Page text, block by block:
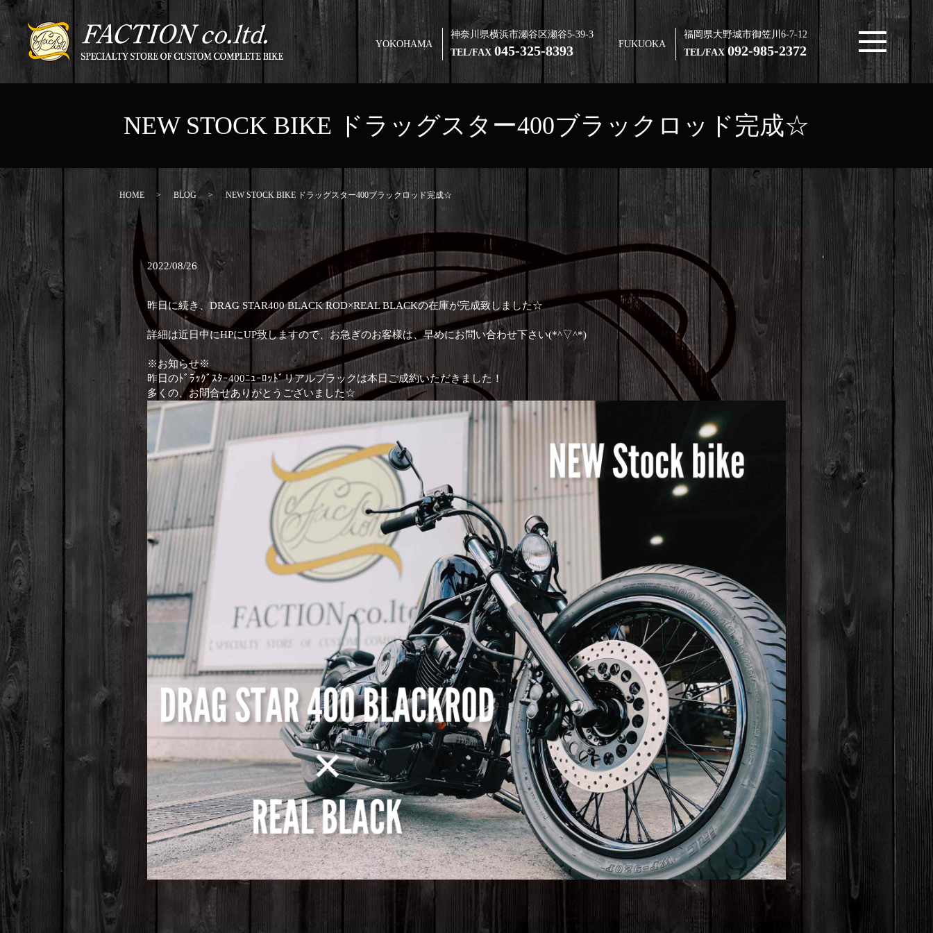
YOKOHAMA
神奈川県横浜市瀬谷区瀬谷5-39-3
TEL/FAX045-325-8393 FUKUOKA
福岡県大野城市御笠川6-7-12
TEL/FAX 092-985-2372
NEW STOCK BIKE ドラッグスター400ブラックロッド完成☆
HOME BLOG NEW STOCK BIKE ドラッグスター400ブラックロッド完成☆
2022/08/26
昨日に続き、DRAG STAR400 BLACK ROD×REAL BLACKの在庫が完成致しました☆
詳細は近日中にHPにUP致しますので、お急ぎのお客様は、早めにお問い合わせ下さい(*^▽^*)
※お知らせ※
昨日のﾄﾞﾗｯｸﾞｽﾀｰ400ﾆｭｰﾛｯﾄﾞリアルブラックは本日ご成約いただきました！
多くの、お問合せありがとうございました☆